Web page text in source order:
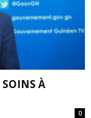
SOINS À
0